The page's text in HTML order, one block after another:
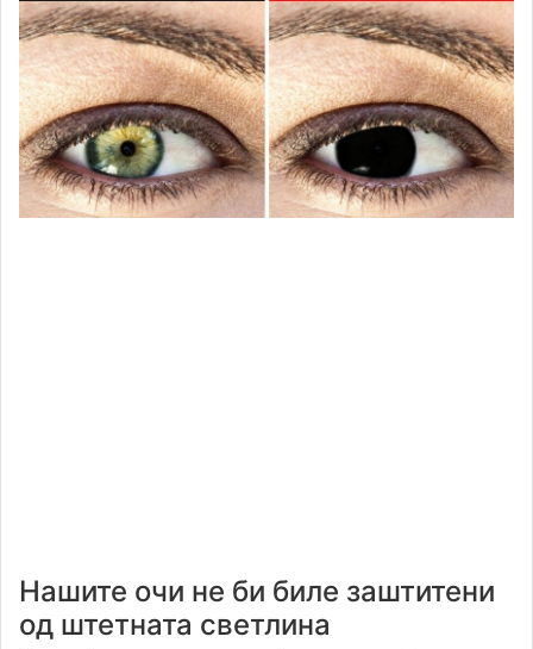
Нашите очи не би биле заштитени
од штетната светлина